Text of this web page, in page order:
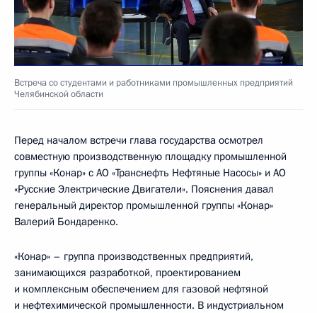
Встреча со студентами и работниками промышленных предприятий
Челябинской области
Перед началом встречи глава государства осмотрел
совместную производственную площадку промышленной
группы «Конар» с АО «Транснефть Нефтяные Насосы» и АО
«Русские Электрические Двигатели». Пояснения давал
генеральный директор промышленной группы «Конар»
Валерий Бондаренко.
«Конар» – группа производственных предприятий,
занимающихся разработкой, проектированием
и комплексным обеспечением для газовой нефтяной
и нефтехимической промышленности. В индустриальном